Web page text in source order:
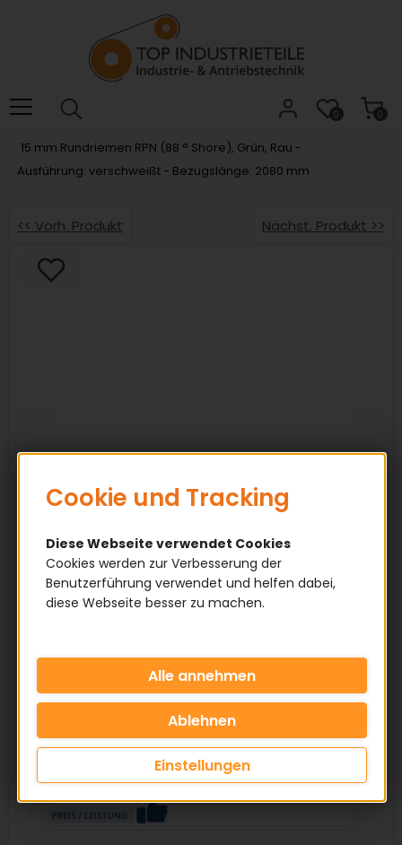
das
Barrierefreiheitsmenü
0
0
15 mm Rundriemen RPN (88 ° Shore), Grün, Rau -
Ausführung: verschweißt - Bezugslänge: 2080 mm
<< Vorh. Produkt Nächst. Produkt >>
Cookie und Tracking
Diese Webseite verwendet Cookies
Cookies werden zur Verbesserung der
Benutzerführung verwendet und helfen dabei,
diese Webseite besser zu machen.
Einstellungen